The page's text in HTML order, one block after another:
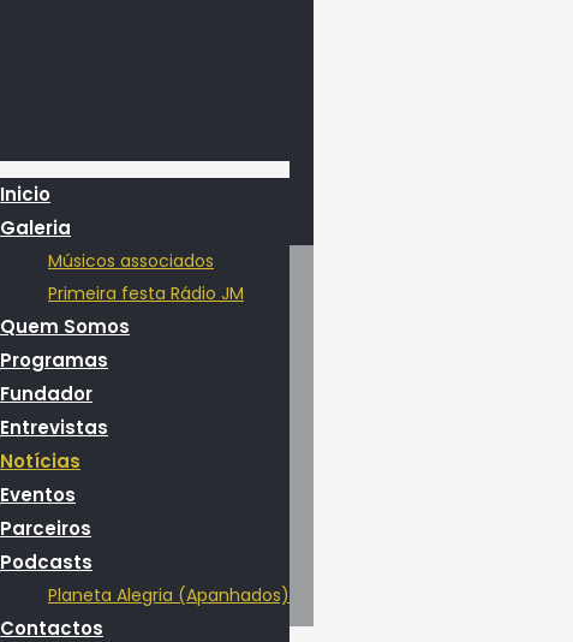
Inicio
Galeria
Músicos associados
Primeira festa Rádio JM
Quem Somos
Programas
Fundador
Entrevistas
Notícias
Eventos
Parceiros
Podcasts
Planeta Alegria (Apanhados)
Contactos